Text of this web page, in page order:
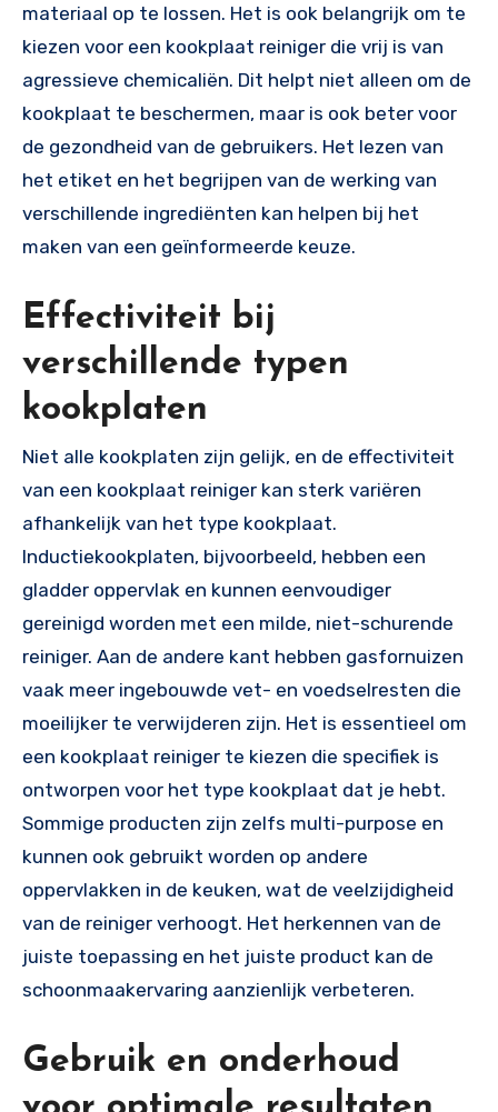
materiaal op te lossen. Het is ook belangrijk om te
kiezen voor een kookplaat reiniger die vrij is van
agressieve chemicaliën. Dit helpt niet alleen om de
kookplaat te beschermen, maar is ook beter voor
de gezondheid van de gebruikers. Het lezen van
het etiket en het begrijpen van de werking van
verschillende ingrediënten kan helpen bij het
maken van een geïnformeerde keuze.
Effectiviteit bij
verschillende typen
kookplaten
Niet alle kookplaten zijn gelijk, en de effectiviteit
van een kookplaat reiniger kan sterk variëren
afhankelijk van het type kookplaat.
Inductiekookplaten, bijvoorbeeld, hebben een
gladder oppervlak en kunnen eenvoudiger
gereinigd worden met een milde, niet-schurende
reiniger. Aan de andere kant hebben gasfornuizen
vaak meer ingebouwde vet- en voedselresten die
moeilijker te verwijderen zijn. Het is essentieel om
een kookplaat reiniger te kiezen die specifiek is
ontworpen voor het type kookplaat dat je hebt.
Sommige producten zijn zelfs multi-purpose en
kunnen ook gebruikt worden op andere
oppervlakken in de keuken, wat de veelzijdigheid
van de reiniger verhoogt. Het herkennen van de
juiste toepassing en het juiste product kan de
schoonmaakervaring aanzienlijk verbeteren.
Gebruik en onderhoud